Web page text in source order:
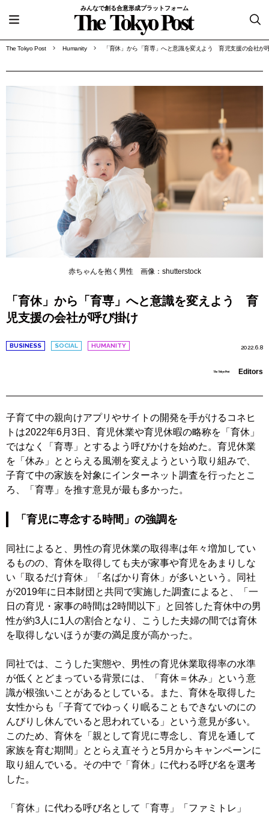
みんなで創る合意形成プラットフォーム
The Tokyo Post Humanity 「育休」から「育専」へと意識を変えよう 育児支援の会社
赤ちゃんを抱く男性 画像：shutterstock
「育休」から「育専」へと意識を変えよう 育
児支援の会社が呼び掛け
BUSINESS SOCIAL HUMANITY 2022.6.8
Editors
子育て中の親向けアプリやサイトの開発を手がけるコネヒ
トは2022年6月3日、育児休業や育児休暇の略称を「育休」
ではなく「育専」とするよう呼びかけを始めた。育児休業
を「休み」ととらえる風潮を変えようという取り組みで、
子育て中の家族を対象にインターネット調査を行ったとこ
ろ、「育専」を推す意見が最も多かった。
「育児に専念する時間」の強調を
同社によると、男性の育児休業の取得率は年々増加してい
るものの、育休を取得しても夫が家事や育児をあまりしな
い「取るだけ育休」「名ばかり育休」が多いという。同社
が2019年に日本財団と共同で実施した調査によると、「一
日の育児・家事の時間は2時間以下」と回答した育休中の男
性が約3人に1人の割合となり、こうした夫婦の間では育休
を取得しないほうが妻の満足度が高かった。
同社では、こうした実態や、男性の育児休業取得率の水準
が低くとどまっている背景には、「育休＝休み」という意
識が根強いことがあるとしている。また、育休を取得した
女性からも「子育てでゆっくり眠ることもできないのにの
んびりし休んでいると思われている」という意見が多い。
このため、育休を「親として育児に専念し、育児を通して
家族を育む期間」ととらえ直そうと5月からキャンペーンに
取り組んでいる。その中で「育休」に代わる呼び名を選考
した。
「育休」に代わる呼び名として「育専」「ファミトレ」